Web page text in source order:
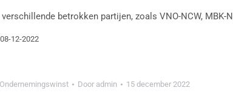
betrokken partijen, zoals VNO-NCW, MBK-
12-2022
Ondernemingswinst Door admin 15 december 2022